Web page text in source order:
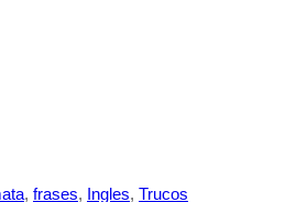
, frases, Ingles, Trucos